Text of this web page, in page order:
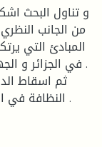
و تناول البحث
من الجانب
المبادئ التي
في الجزائر و
ثم اسقاط
النظافة في البلدية و قد خلصنا الى عدة نتائج و اقتراحات .